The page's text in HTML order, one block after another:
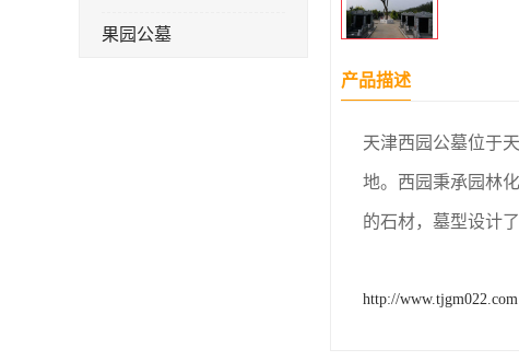
果园公墓
产品描述
天津西园公墓位于
地。西园秉承园林
的石材，墓型设计
http://www.tjgm022.com